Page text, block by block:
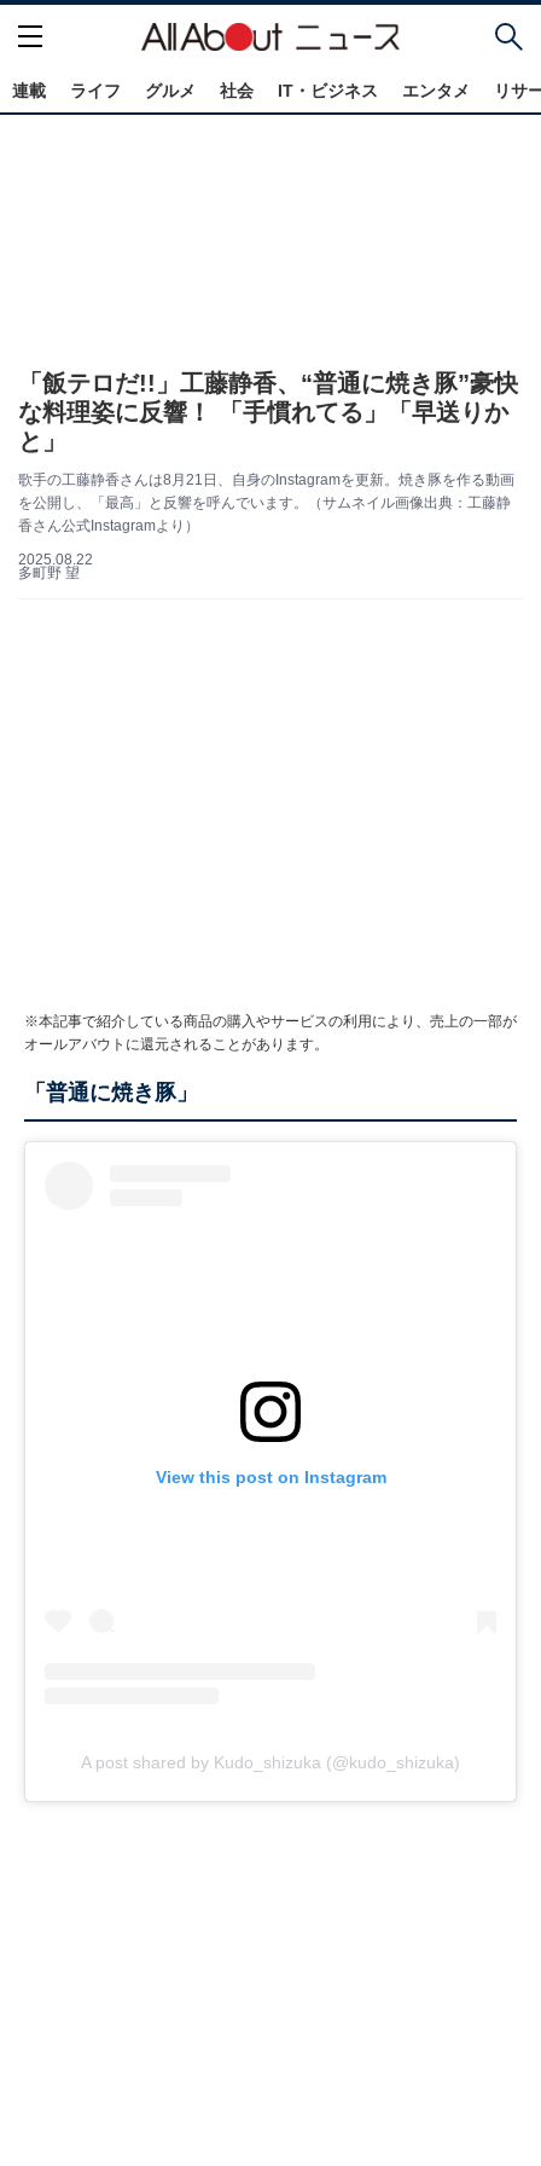
連載 ライフ グルメ 社会 IT・ビジネス エンタメ リサ
「飯テロだ!!」工藤静香、“普通に焼き豚”豪快
な料理姿に反響！ 「手慣れてる」「早送りか
と」
歌手の工藤静香さんは8月21日、自身のInstagramを更新。焼き豚を作る動画
を公開し、「最高」と反響を呼んでいます。（サムネイル画像出典：工藤静
香さん公式Instagramより）
2025.08.22
多町野 望
※本記事で紹介している商品の購入やサービスの利用により、売上の一部が
オールアバウトに還元されることがあります。
「普通に焼き豚」
View this post on Instagram
A post shared by Kudo_shizuka (@kudo_shizuka)